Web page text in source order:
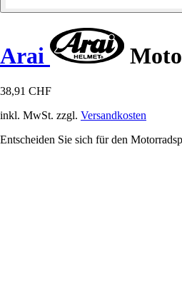
Arai
38,91 CHF
inkl. MwSt. zzgl. Versandkosten
Entscheiden Sie sich für den